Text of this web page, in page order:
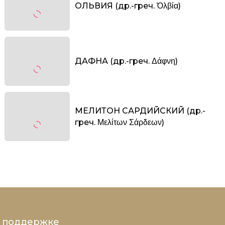
ОЛЬВИЯ (др.-греч. Ὀλβία)
ДАФНА (др.-греч. Δάφνη)
МЕЛИТОН САРДИЙСКИЙ (др.-
греч. Μελίτων Σάρδεων)
поддержке